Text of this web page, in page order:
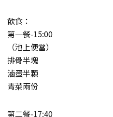
飲食：
第一餐-15:00
（池上便當）
排骨半塊
滷蛋半顆
青菜兩份
第二餐-17:40